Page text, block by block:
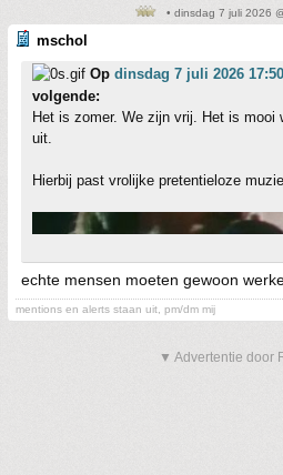
• dinsdag 7 juli 2026
mschol
Op dinsdag 7 juli 2026 17:50
volgende:
Het is zomer. We zijn vrij. Het is mooi
uit.
Hierbij past vrolijke pretentieloze
echte mensen moeten gewoon
mentions en alerts staan uit, pm/dm mij
▼ Advertentie door